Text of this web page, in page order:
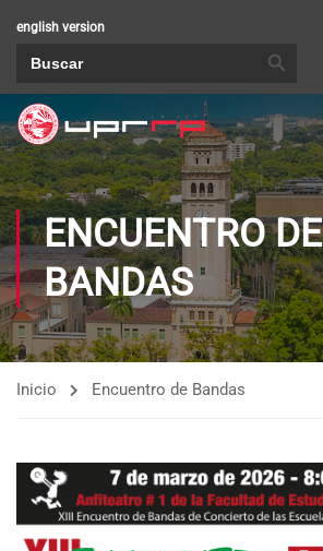
english version
ENCUENTRO DE
BANDAS
Inicio Encuentro de Bandas